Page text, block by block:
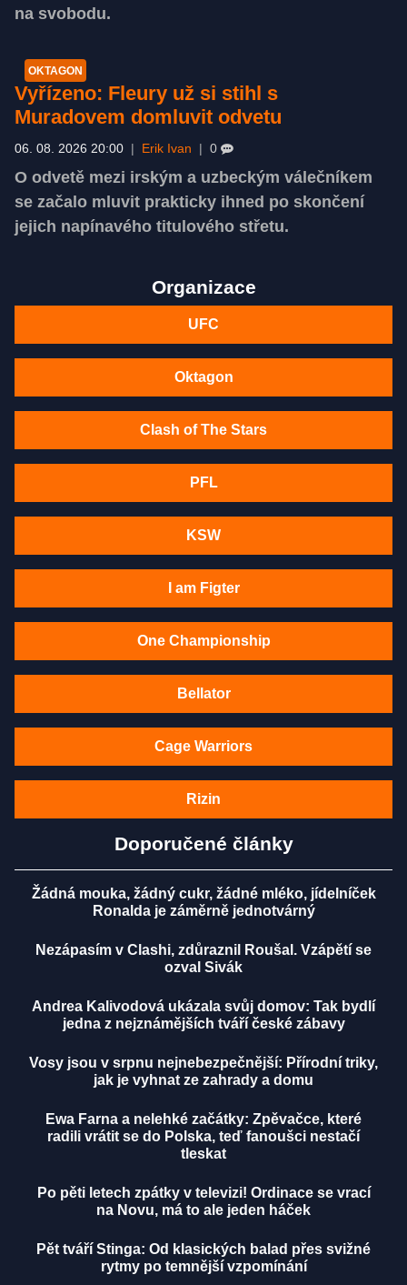
na svobodu.
OKTAGON
Vyřízeno: Fleury už si stihl s
Muradovem domluvit odvetu
06. 08. 2026 20:00 Erik Ivan 0
O odvetě mezi irským a uzbeckým válečníkem
se začalo mluvit prakticky ihned po skončení
jejich napínavého titulového střetu.
Organizace
UFC
Oktagon
Clash of The Stars
PFL
KSW
I am Figter
One Championship
Bellator
Cage Warriors
Rizin
Doporučené články
Žádná mouka, žádný cukr, žádné mléko, jídelníček
Ronalda je záměrně jednotvárný
Nezápasím v Clashi, zdůraznil Roušal. Vzápětí se
ozval Sivák
Andrea Kalivodová ukázala svůj domov: Tak bydlí
jedna z nejznámějších tváří české zábavy
Vosy jsou v srpnu nejnebezpečnější: Přírodní triky,
jak je vyhnat ze zahrady a domu
Ewa Farna a nelehké začátky: Zpěvačce, které
radili vrátit se do Polska, teď fanoušci nestačí
tleskat
Po pěti letech zpátky v televizi! Ordinace se vrací
na Novu, má to ale jeden háček
Pět tváří Stinga: Od klasických balad přes svižné
rytmy po temnější vzpomínání